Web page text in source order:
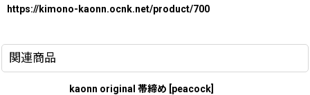
https://kimono-kaonn.ocnk.net/product/700
関連商品
kaonn original 帯締め peacock